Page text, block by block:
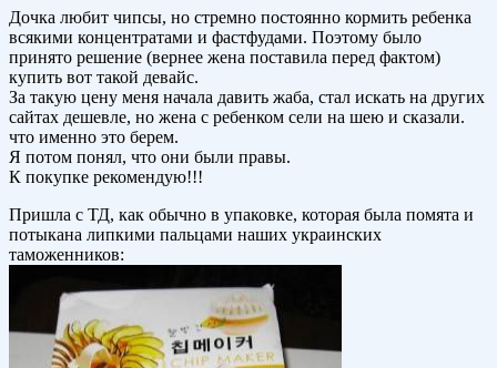
Дочка любит чипсы, но стремно постоянно кормить ребенка
всякими концентратами и фастфудами. Поэтому было
принято решение (вернее жена поставила перед фактом)
купить вот такой девайс.
За такую цену меня начала давить жаба, стал искать на других
сайтах дешевле, но жена с ребенком сели на шею и сказали.
что именно это берем.
Я потом понял, что они были правы.
К покупке рекомендую!!!
Пришла с ТД, как обычно в упаковке, которая была помята и
потыкана липкими пальцами наших украинских
таможенников: